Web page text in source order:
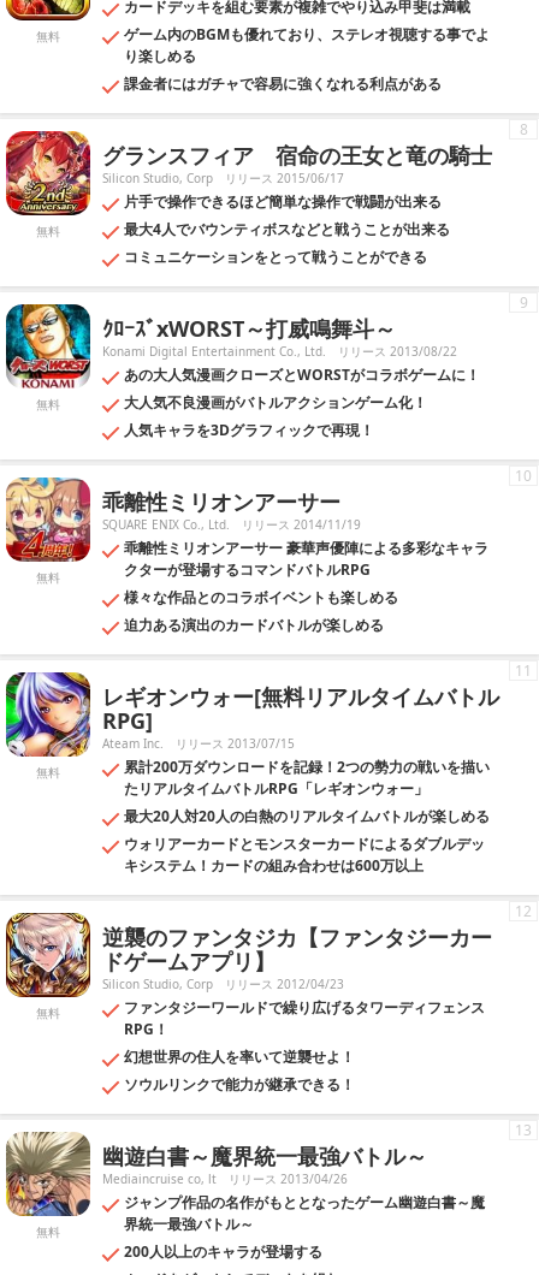
無料
カードデッキを組む要素が複雑でやり込み甲斐は満載
ゲーム内のBGMも優れており、ステレオ視聴する事でよ
り楽しめる
課金者にはガチャで容易に強くなれる利点がある
無料
グランスフィア 宿命の王女と竜の騎士
Silicon Studio, Corp リリース 2015/06/17
片手で操作できるほど簡単な操作で戦闘が出来る
最大4人でバウンティボスなどと戦うことが出来る
コミュニケーションをとって戦うことができる
8
無料
ｸﾛｰｽﾞxWORST～打威鳴舞斗～
Konami Digital Entertainment Co., Ltd. リリース 2013/08/22
あの大人気漫画クローズとWORSTがコラボゲームに！
大人気不良漫画がバトルアクションゲーム化！
人気キャラを3Dグラフィックで再現！
9
無料
乖離性ミリオンアーサー
SQUARE ENIX Co., Ltd. リリース 2014/11/19
乖離性ミリオンアーサー 豪華声優陣による多彩なキャラ
クターが登場するコマンドバトルRPG
様々な作品とのコラボイベントも楽しめる
迫力ある演出のカードバトルが楽しめる
10
無料
レギオンウォー[無料リアルタイムバトル
RPG]
Ateam Inc. リリース 2013/07/15
累計200万ダウンロードを記録！2つの勢力の戦いを描い
たリアルタイムバトルRPG「レギオンウォー」
最大20人対20人の白熱のリアルタイムバトルが楽しめる
ウォリアーカードとモンスターカードによるダブルデッ
キシステム！カードの組み合わせは600万以上
11
無料
逆襲のファンタジカ【ファンタジーカー
ドゲームアプリ】
Silicon Studio, Corp リリース 2012/04/23
ファンタジーワールドで繰り広げるタワーディフェンス
RPG！
幻想世界の住人を率いて逆襲せよ！
ソウルリンクで能力が継承できる！
12
無料
幽遊白書～魔界統一最強バトル～
Mediaincruise co, lt リリース 2013/04/26
ジャンプ作品の名作がもととなったゲーム幽遊白書～魔
界統一最強バトル～
200人以上のキャラが登場する
13